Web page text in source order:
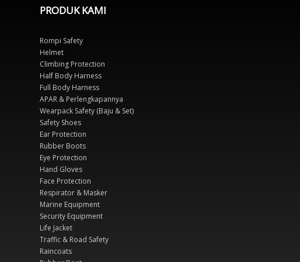
PRODUK KAMI
Rompi Safety
Helmet
Climbing Protection
Half Body Harness
Full Body Harness
APAR & Perlengkapannya
Wearpack Safety (Baju & Set)
Safety Shoes
Ear Protection
Rubber Boots
Eye Protection
Hand Gloves
Face Protection
Respirator & Masker
Marine Equipment
Security Equipment
Life Jacket
Traffic & Road Safety
Raincoats